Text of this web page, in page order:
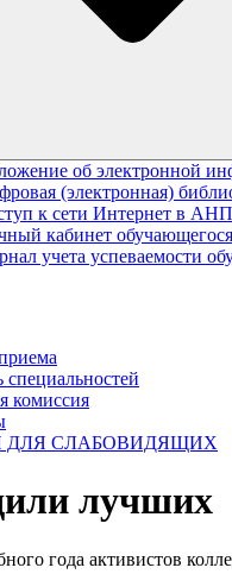
об электронной
(электронная)
к сети Интернет в
кабинет
учета успеваемости
специальностей
комиссия
ДЛЯ СЛАБОВИДЯЩИХ
лучших
года активистов